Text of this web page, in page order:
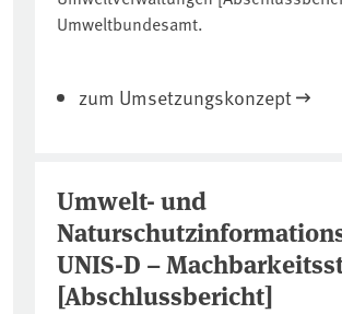
Umweltbundesamt.
zum Umsetzungskonzept
Umwelt- und
UNIS-D –
[Abschlussbericht]